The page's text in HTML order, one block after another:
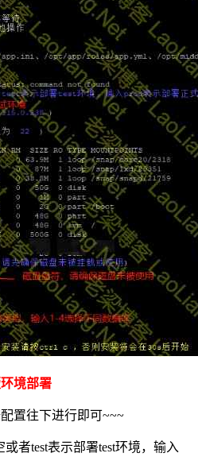
境部署
置往下进行即可~~~
者test表示部署test环境，输入